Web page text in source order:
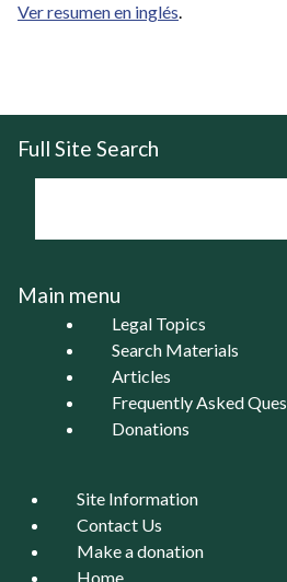
Ver resumen en inglés.
Full Site Search
Main menu
Legal Topics
Search Materials
Articles
Frequently Asked
Donations
Site Information
Contact Us
Make a donation
Home